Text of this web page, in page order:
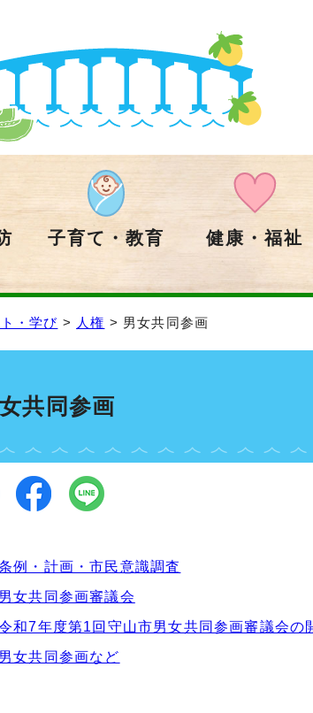
子育て・教育 健康・福祉
・学び > 人権 > 男女共同参画
共同参画
例・計画・市民意識調査
男女共同参画審議会
和7年度第1回守山市男女共同参画審議会の
男女共同参画など